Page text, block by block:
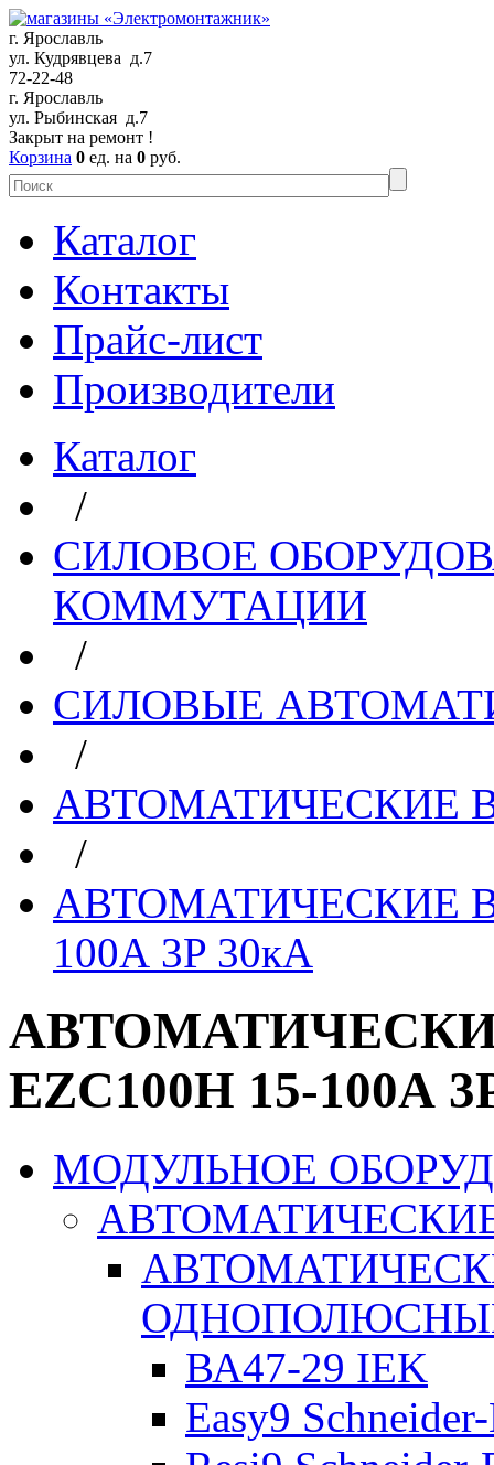
г. Ярославль
ул. Кудрявцева д.7
72-22-48
г. Ярославль
ул. Рыбинская д.7
Закрыт на ремонт !
Корзина 0 ед. на 0 руб.
Каталог
Контакты
Прайс-лист
Производители
Каталог
/
СИЛОВОЕ
КОММУТАЦИИ
/
СИЛОВЫЕ
/
АВТОМАТИЧЕСКИЕ
/
АВТОМАТИЧЕСКИЕ
100А 3P 30кА
EZC100H 15-100А
МОДУЛЬНОЕ
ВА47-29 IEK
Easy9